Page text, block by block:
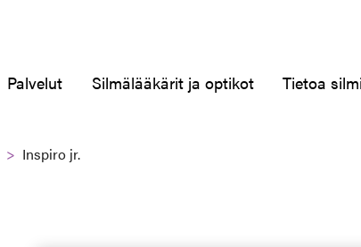
Palvelut Silmälääkärit ja optikot Tietoa
Inspiro jr.